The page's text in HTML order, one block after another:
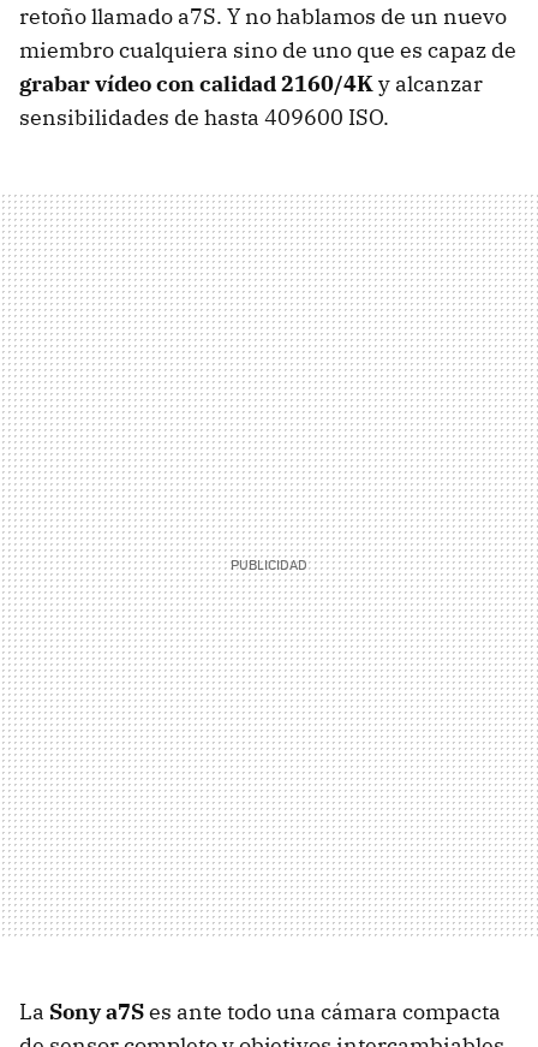
retoño llamado a7S. Y no hablamos de un nuevo
miembro cualquiera sino de uno que es capaz de
grabar vídeo con calidad 2160/4Ky alcanzar
sensibilidades de hasta 409600 ISO.
La Sony a7Ses ante todo una cámara compacta